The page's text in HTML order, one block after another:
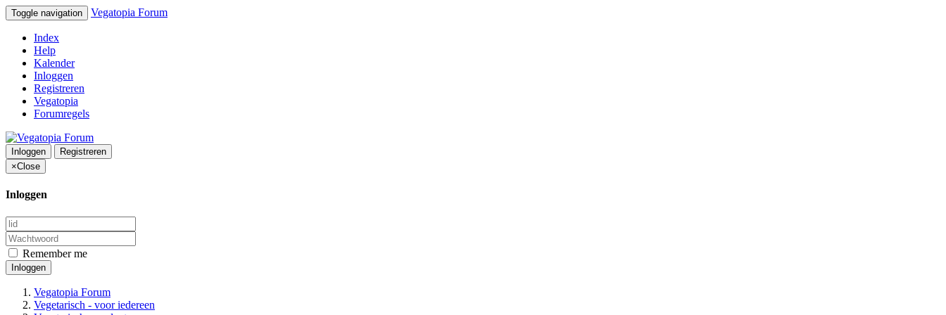
Toggle navigation Vegatopia Forum
Index
Help
Kalender
Inloggen
Registreren
Vegatopia
Forumregels
Inloggen
Registreren
×Close
Inloggen
Remember me
Inloggen
Vegatopia Forum
Vegetarisch - voor iedereen